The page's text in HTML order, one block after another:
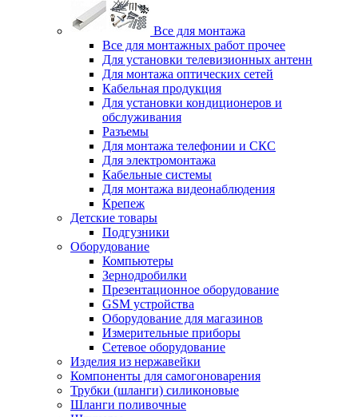
Все для монтажа
Все для монтажных работ прочее
Для установки телевизионных антенн
Для монтажа оптических сетей
Кабельная продукция
Для установки кондиционеров и
обслуживания
Разъемы
Для монтажа телефонии и СКС
Для электромонтажа
Кабельные системы
Для монтажа видеонаблюдения
Крепеж
Детские товары
Подгузники
Оборудование
Компьютеры
Зернодробилки
Презентационное оборудование
GSM устройства
Оборудование для магазинов
Измерительные приборы
Сетевое оборудование
Изделия из нержавейки
Компоненты для самогоноварения
Трубки (шланги) силиконовые
Шланги поливочные